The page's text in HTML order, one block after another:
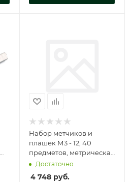
Набор метчиков и
плашек М3 - 12, 40
предметов, метрическая
резьба, T030001
Достаточно
4 748руб.